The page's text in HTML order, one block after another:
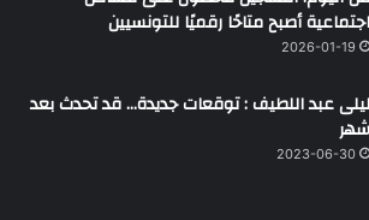
اجتماعية أصبح متاحًا رقميًا للتونسيين
2026-01-19
ليلى عبد اللطيف : توقعات جديدة… قد تحدث بعد
شهر
2023-06-30